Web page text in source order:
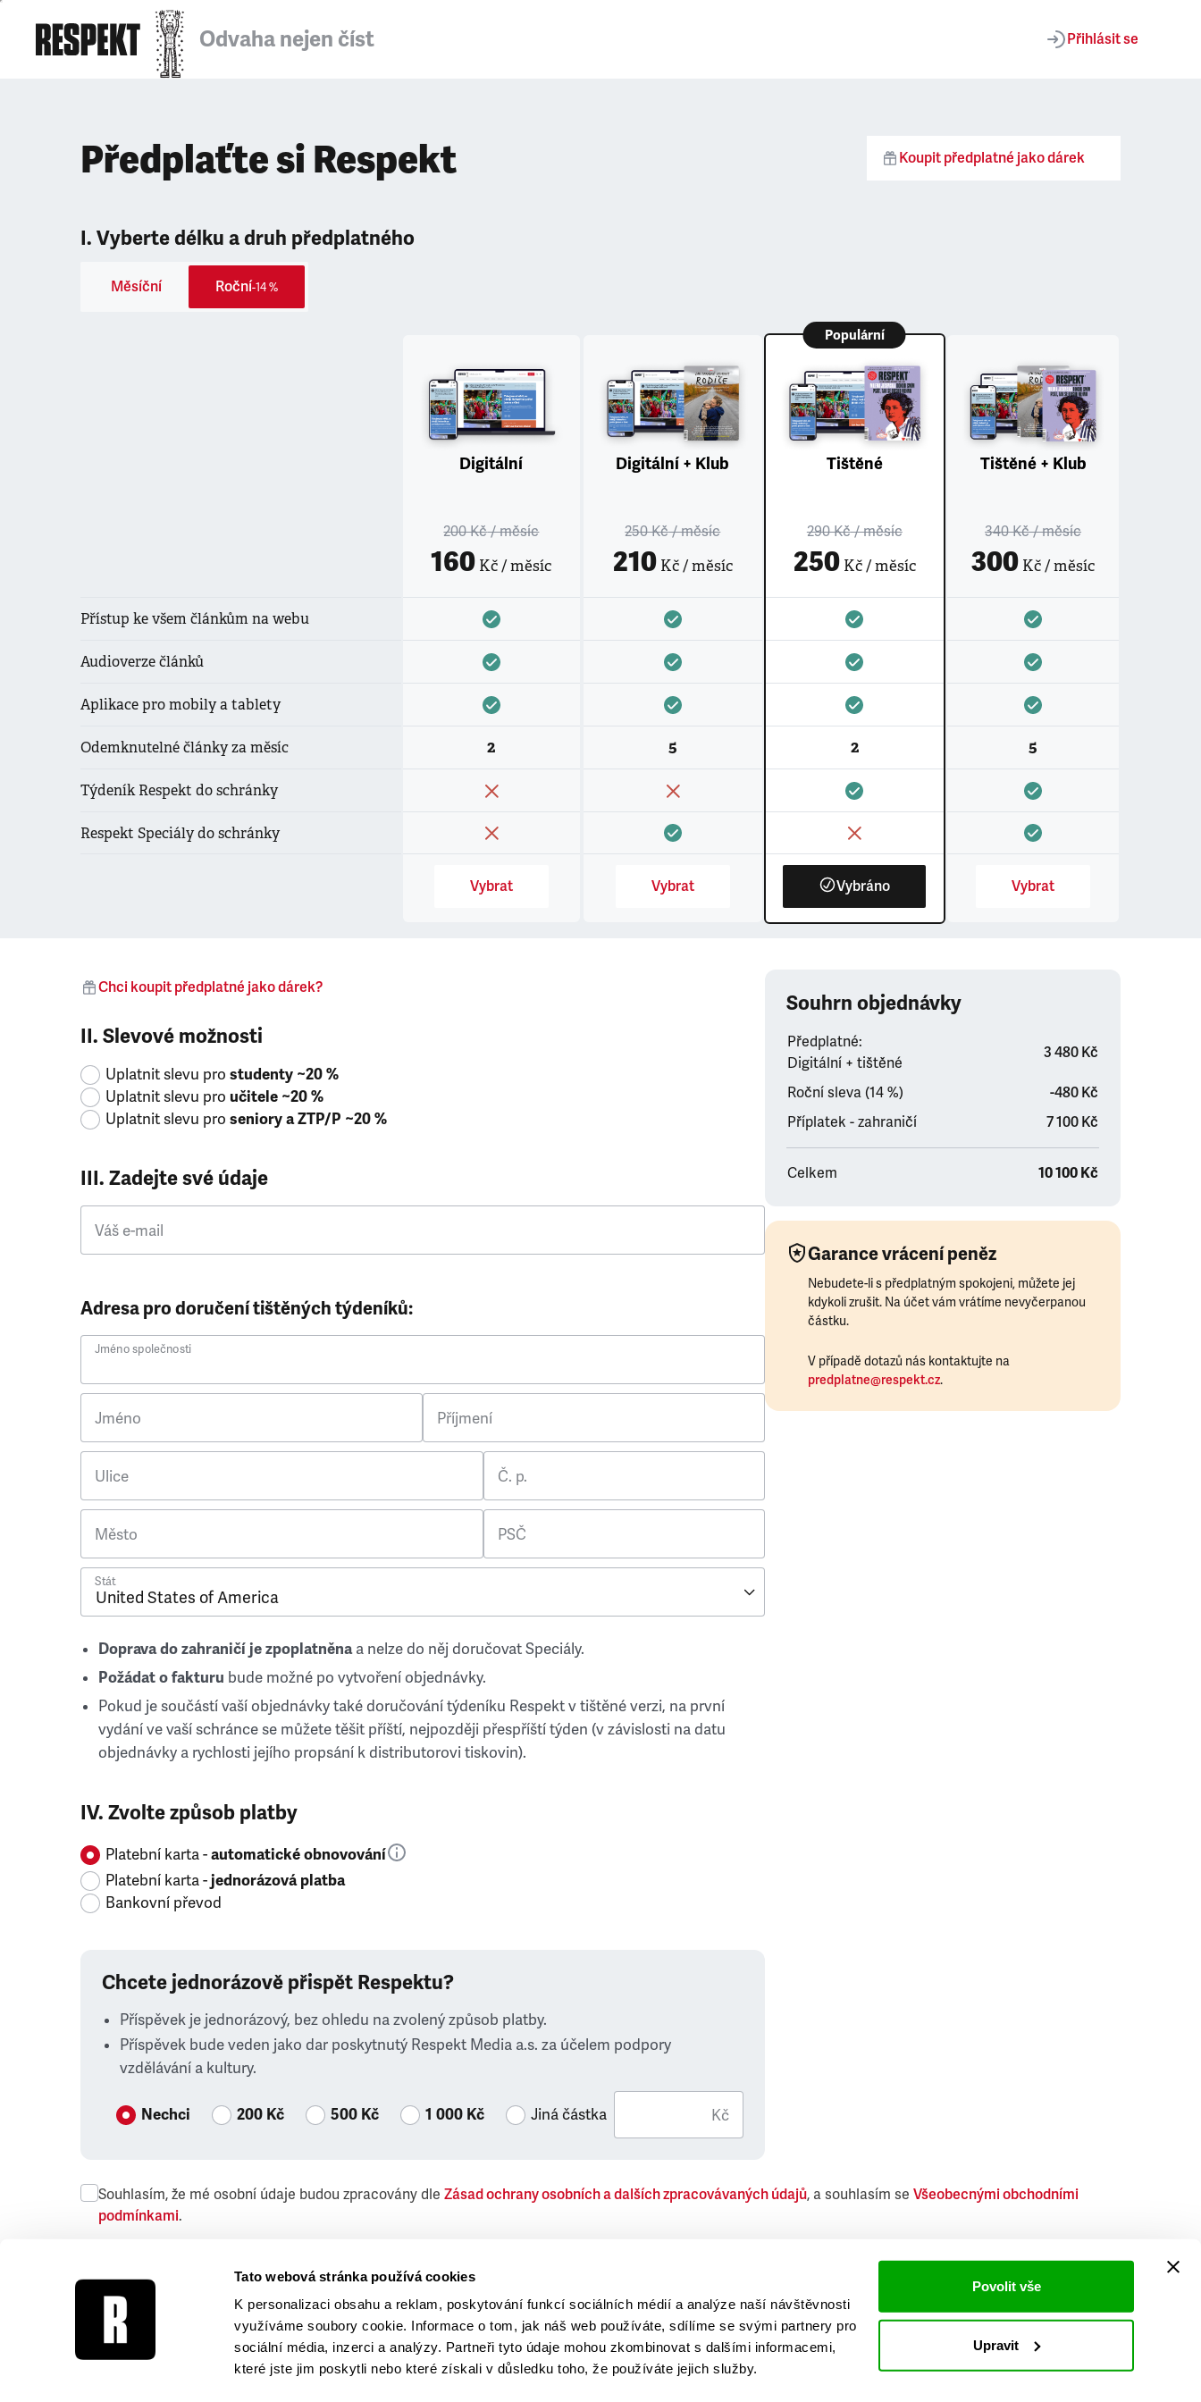
Tato webová stránka používá cookies
K personalizaci obsahu a reklam, poskytování funkcí sociálních médií a analýze naší návštěvnosti
využíváme soubory cookie. Informace o tom, jak náš web používáte, sdílíme se svými partnery pro
sociální média, inzerci a analýzy. Partneři tyto údaje mohou zkombinovat s dalšími informacemi,
které jste jim poskytli nebo které získali v důsledku toho, že používáte jejich služby.
Povolit vše
Upravit
Odvaha nejen číst Přihlásit se
Předplaťte si Respekt Koupit předplatné jako dárek
I. Vyberte délku a druh předplatného
Měsíční Roční-14 %
Přístup ke všem článkům na webu
Audioverze článků
Aplikace pro mobily a tablety
Odemknutelné články za měsíc
Týdeník Respekt do schránky
Respekt Speciály do schránky
Digitální
200 Kč/ měsíc
160 Kč / měsíc
2
Vybrat
Digitální + Klub
250 Kč/ měsíc
210Kč / měsíc
5
Vybrat
Populární
Tištěné
290 Kč/ měsíc
250Kč / měsíc
2
Vybráno
Tištěné + Klub
340 Kč/ měsíc
300 Kč / měsíc
5
Vybrat
Chci koupit předplatné jako dárek?
II. Slevové možnosti
Uplatnit slevu pro studenty ~20 %
Uplatnit slevu pro učitele ~20 %
Uplatnit slevu pro seniory a ZTP/P ~20 %
III. Zadejte své údaje
Váš e-mail
Adresa pro doručení tištěných týdeníků:
Jméno společnosti
Jméno Příjmení
Ulice Č. p.
Město PSČ
Stát
Doprava do zahraničí je zpoplatněnaa nelze do něj doručovat Speciály.
Požádat o fakturu bude možné po vytvoření objednávky.
Pokud je součástí vaší objednávky také doručování týdeníku Respekt v tištěné verzi, na první
vydání ve vaší schránce se můžete těšit příští, nejpozději přespříští týden (v závislosti na datu
objednávky a rychlosti jejího propsání k distributorovi tiskovin).
IV. Zvolte způsob platby
Platební karta -automatické obnovování
Platební karta -jednorázová platba
Bankovní převod
Chcete jednorázově přispět Respektu?
Příspěvek je jednorázový, bez ohledu na zvolený způsob platby.
Příspěvek bude veden jako dar poskytnutý Respekt Media a.s. za účelem podpory
vzdělávání a kultury.
Nechci 200 Kč 500 Kč 1 000 Kč Jiná částka Kč
Souhrn objednávky
Předplatné:
Digitální + tištěné
3 480 Kč
Roční sleva (14 %)
-480 Kč
Příplatek - zahraničí
7 100 Kč
Celkem 10 100 Kč
Garance vrácení peněz
Nebudete-li s předplatným spokojeni, můžete jej
kdykoli zrušit. Na účet vám vrátíme nevyčerpanou
částku.
V případě dotazů nás kontaktujte na
predplatne@respekt.cz.
Souhlasím, že mé osobní údaje budou zpracovány dle Zásad ochrany osobních a dalších zpracovávaných údajů, a souhlasím se Všeobecnými obchodními
podmínkami.